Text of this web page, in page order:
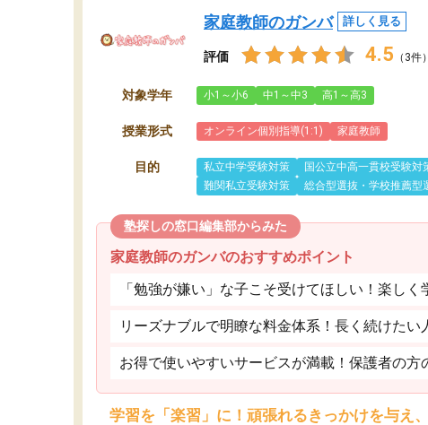
家庭教師のガンバ 詳しく見る
評価 4.5 （3件）
対象学年 小1～小6 中1～中3 高1～高3
授業形式 オンライン個別指導(1:1) 家庭教師
目的 私立中学受験対策 国公立中高一貫校受験対
難関私立受験対策
総合型選抜・学校推薦型
塾探しの窓口編集部からみた
家庭教師のガンバのおすすめポイント
「勉強が嫌い」な子こそ受けてほしい！楽しく
リーズナブルで明瞭な料金体系！長く続けたい
お得で使いやすいサービスが満載！保護者の方
学習を「楽習」に！頑張れるきっかけを与え